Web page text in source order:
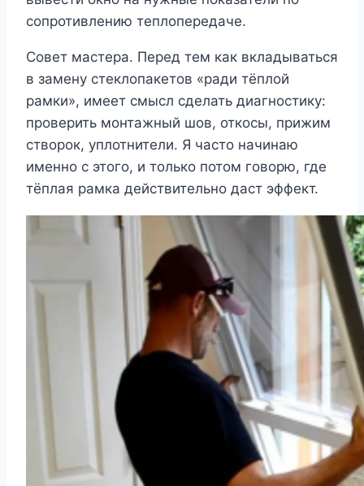
сопротивлению теплопередаче.
Совет мастера. Перед тем как вкладываться
в замену стеклопакетов «ради тёплой
рамки», имеет смысл сделать диагностику:
проверить монтажный шов, откосы, прижим
створок, уплотнители. Я часто начинаю
именно с этого, и только потом говорю, где
тёплая рамка действительно даст эффект.